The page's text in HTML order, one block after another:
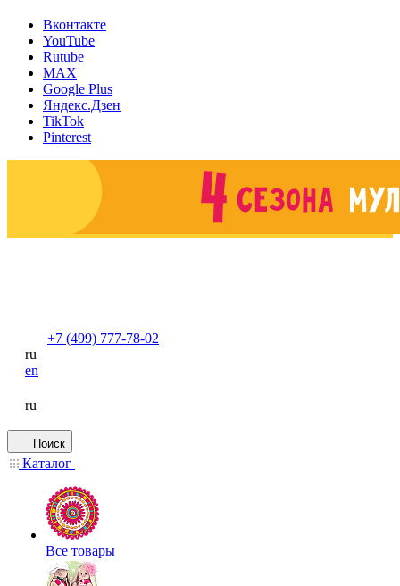
Вконтакте
YouTube
Rutube
MAX
Google Plus
Яндекс.Дзен
TikTok
Pinterest
+7 (499) 777-78-02
ru
en
ru
Поиск
Каталог
Все товары